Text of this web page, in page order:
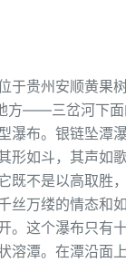
于贵州安顺黄果
方——三岔河下
瀑布。银链坠潭
形如斗，其声如
既不是以高取胜
丝万缕的情态和
。这个瀑布只有
溶潭。在潭沿面